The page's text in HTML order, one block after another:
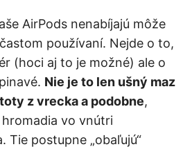
AirPods nenabíjajú môže
používaní. Nejde o to,
(hoci aj to je možné) ale o
Nie je to len ušný maz
z vrecka a podobne,
vo vnútri
Tie postupne „obaľujú“